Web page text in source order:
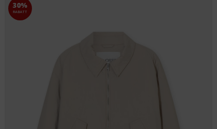
30%
RABATT